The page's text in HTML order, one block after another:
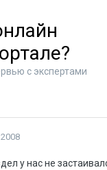
с экспертами
у нас не